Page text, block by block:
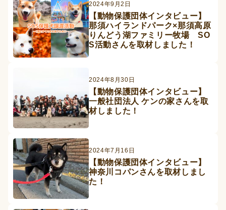
2024年9月2日
【動物保護団体インタビュー】
那須ハイランドパーク×那須高原
りんどう湖ファミリー牧場 SO
S活動さんを取材しました！
2024年8月30日
【動物保護団体インタビュー】
一般社団法人 ケンの家さんを取
材しました！
2024年7月16日
【動物保護団体インタビュー】
神奈川コパンさんを取材しまし
た！